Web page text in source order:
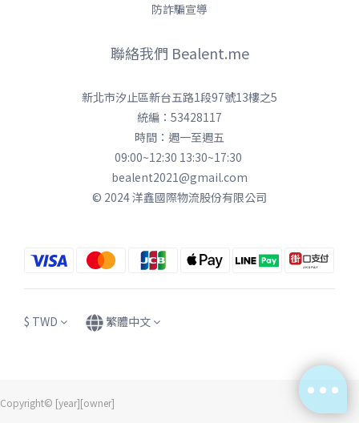
防詐騙宣導
聯絡我們 Bealent.me
新北市汐止區新台五路1段97號13樓之5
統編：53428117
時間：週一至週五
09:00~12:30 13:30~17:30
bealent2021@gmail.com
© 2024 洋鑫國際物流股份有限公司
$ TWD 繁體中文
Copyright© [year][owner]